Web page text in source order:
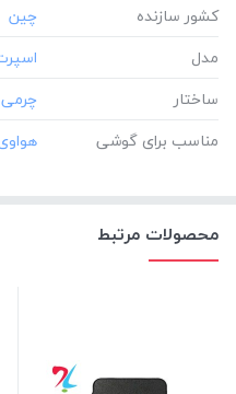
کشور سازنده
مدل
ساختار
مناسب برای گوشی
محصولات مرتبط